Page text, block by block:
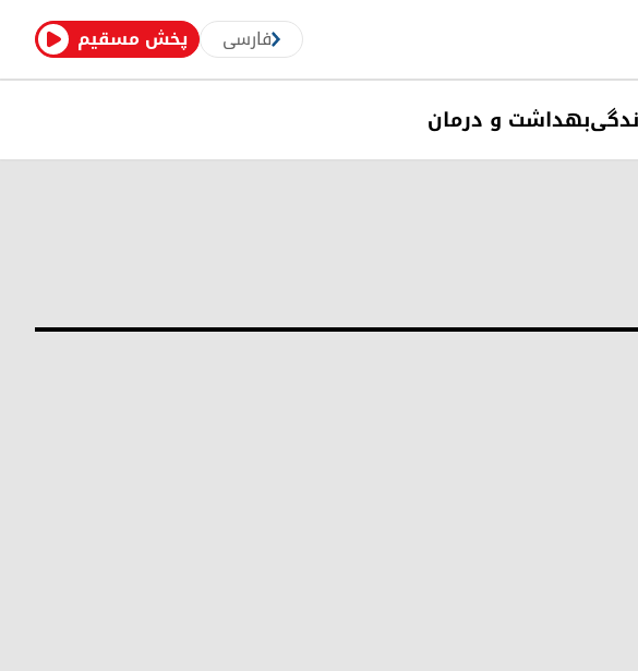
پخش مسقیم فارسی
بهداشت و درمان